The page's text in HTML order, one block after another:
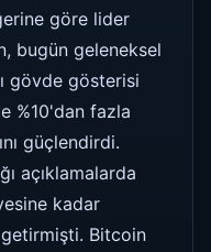
göre lider
bugün geleneksel
gövde gösterisi
%10'dan fazla
güçlendirdi.
açıklamalarda
kadar
Bitcoin